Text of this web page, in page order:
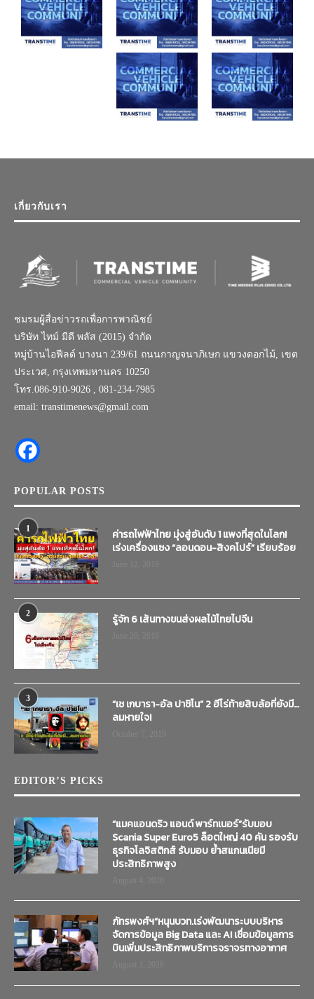
เกี่ยวกับเรา
ชมรมผู้สื่อข่าวรถเพื่อการพาณิชย์
บริษัท ไทม์ มีดี พลัส (2015) จำกัด
หมู่บ้านไอฟีลด์ บางนา 239/61 ถนนกาญจนาภิเษก แขวงดอกไม้, เขต
ประเวศ, กรุงเทพมหานคร 10250
โทร.086-910-9026 , 081-234-7985
email: transtimenews@gmail.com
POPULAR POSTS
1
ค่ารถไฟฟ้าไทย มุ่งสู่อันดับ 1 แพงที่สุดในโลก!
เร่งเครื่องแซง “ลอนดอน-สิงคโปร์” เรียบร้อย
2 รู้จัก 6 เส้นทางขนส่งผลไม้ไทยไปจีน
3
“เช เกบารา-อัล ปาชิโน” 2 ฮีโร่ท้ายสิบล้อที่ยังมี…
ลมหายใจ!
EDITOR’S PICKS
“แมคแอนดริว แอนด์ พาร์ทเนอร์”รับมอบ
Scania Super Euro5 ล็อตใหญ่ 40 คัน รองรับ
ธุรกิจโลจิสติกส์ รับมอบ ย้ำสแกนเนียมี
ประสิทธิภาพสูง
ภัทรพงศ์ฯ”หนุนบวท.เร่งพัฒนาระบบบริหาร
จัดการข้อมูล Big Data และ AI เชื่อมข้อมูลการ
บินเพิ่มประสิทธิภาพบริการจราจรทางอากาศ